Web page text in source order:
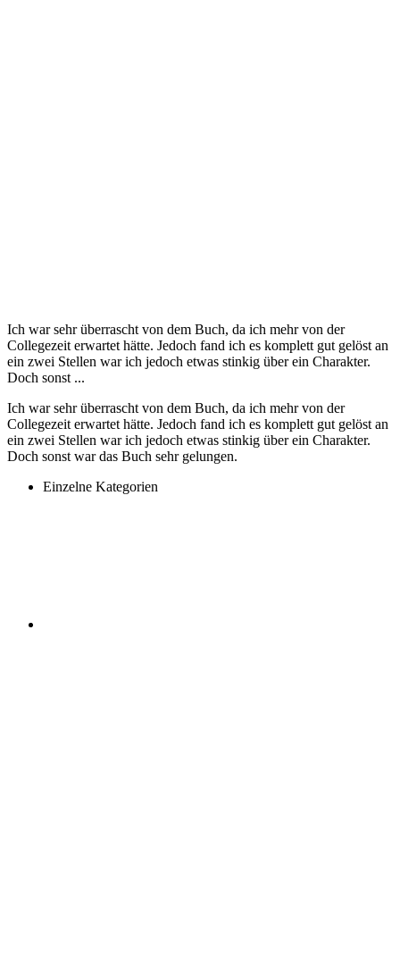
Ich war sehr überrascht von dem Buch, da ich mehr von der
Collegezeit erwartet hätte. Jedoch fand ich es komplett gut gelöst an
ein zwei Stellen war ich jedoch etwas stinkig über ein Charakter.
Doch sonst ...
Ich war sehr überrascht von dem Buch, da ich mehr von der
Collegezeit erwartet hätte. Jedoch fand ich es komplett gut gelöst an
ein zwei Stellen war ich jedoch etwas stinkig über ein Charakter.
Doch sonst war das Buch sehr gelungen.
Einzelne Kategorien